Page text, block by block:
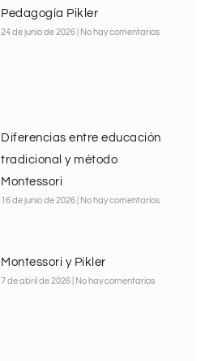
Pedagogía Pikler
24 de junio de 2026 No hay comentarios
Diferencias entre educación
tradicional y método
Montessori
16 de junio de 2026 No hay comentarios
Montessori y Pikler
7 de abril de 2026 No hay comentarios